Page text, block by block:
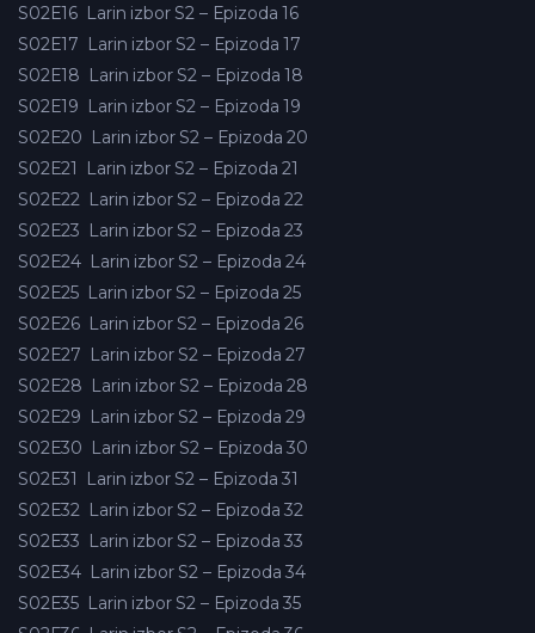
S02E16 Larin izbor S2 – Epizoda 16
S02E17 Larin izbor S2 – Epizoda 17
S02E18 Larin izbor S2 – Epizoda 18
S02E19 Larin izbor S2 – Epizoda 19
S02E20 Larin izbor S2 – Epizoda 20
S02E21
Larin izbor S2 – Epizoda 21
S02E22 Larin izbor S2 – Epizoda 22
S02E23 Larin izbor S2 – Epizoda 23
S02E24 Larin izbor S2 – Epizoda 24
S02E25 Larin izbor S2 – Epizoda 25
S02E26 Larin izbor S2 – Epizoda 26
S02E27 Larin izbor S2 – Epizoda 27
S02E28 Larin izbor S2 – Epizoda 28
S02E29 Larin izbor S2 – Epizoda 29
S02E30 Larin izbor S2 – Epizoda 30
S02E31
Larin izbor S2 – Epizoda 31
S02E32 Larin izbor S2 – Epizoda 32
S02E33 Larin izbor S2 – Epizoda 33
S02E34 Larin izbor S2 – Epizoda 34
S02E35 Larin izbor S2 – Epizoda 35